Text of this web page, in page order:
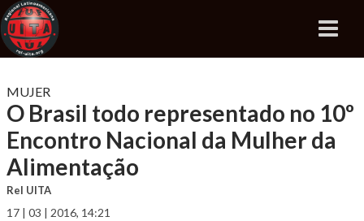
MUJER
O Brasil todo representado no 10º
Encontro Nacional da Mulher da
Alimentação
Rel UITA
17 | 03 | 2016, 14:21